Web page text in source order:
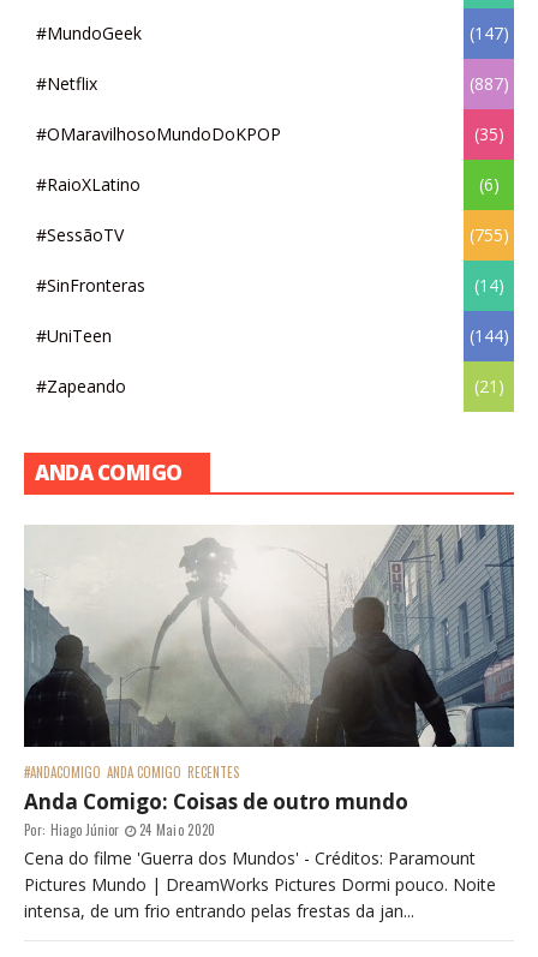
#MundoGeek (147)
#Netflix (887)
#OMaravilhosoMundoDoKPOP (35)
#RaioXLatino (6)
#SessãoTV (755)
#SinFronteras (14)
#UniTeen (144)
#Zapeando (21)
ANDA COMIGO
#ANDACOMIGO ANDA COMIGO RECENTES
Anda Comigo: Coisas de outro mundo
Por: Hiago Júnior 24 Maio 2020
Cena do filme 'Guerra dos Mundos' - Créditos: Paramount
Pictures Mundo | DreamWorks Pictures Dormi pouco. Noite
intensa, de um frio entrando pelas frestas da jan...